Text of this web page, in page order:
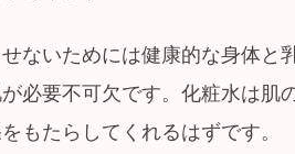
ないためには健康的な身体と
必要不可欠です。化粧水は肌
もたらしてくれるはずです。